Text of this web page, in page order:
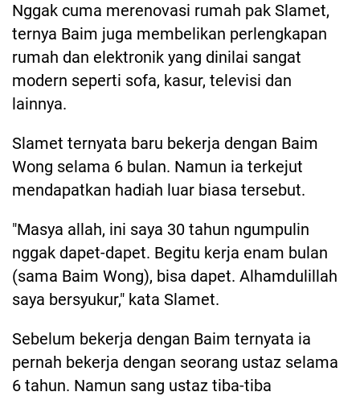
Nggak cuma merenovasi rumah pak Slamet,
ternya Baim juga membelikan perlengkapan
rumah dan elektronik yang dinilai sangat
modern seperti sofa, kasur, televisi dan
lainnya.
Slamet ternyata baru bekerja dengan Baim
Wong selama 6 bulan. Namun ia terkejut
mendapatkan hadiah luar biasa tersebut.
"Masya allah, ini saya 30 tahun ngumpulin
nggak dapet-dapet. Begitu kerja enam bulan
(sama Baim Wong), bisa dapet. Alhamdulillah
saya bersyukur," kata Slamet.
Sebelum bekerja dengan Baim ternyata ia
pernah bekerja dengan seorang ustaz selama
6 tahun. Namun sang ustaz tiba-tiba